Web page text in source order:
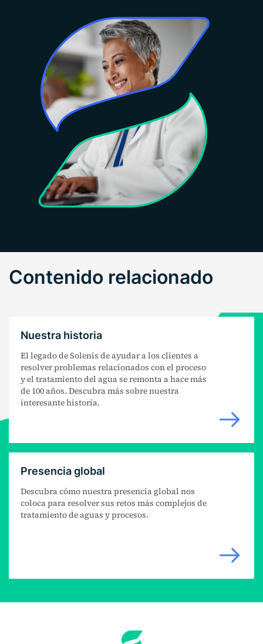
Contenido relacionado
Nuestra historia
El legado de Solenis de ayudar a los clientes a
resolver problemas relacionados con el proceso
y el tratamiento del agua se remonta a hace más
de 100 años. Descubra más sobre nuestra
interesante historia.
Presencia global
Descubra cómo nuestra presencia global nos
coloca para resolver sus retos más complejos de
tratamiento de aguas y procesos.